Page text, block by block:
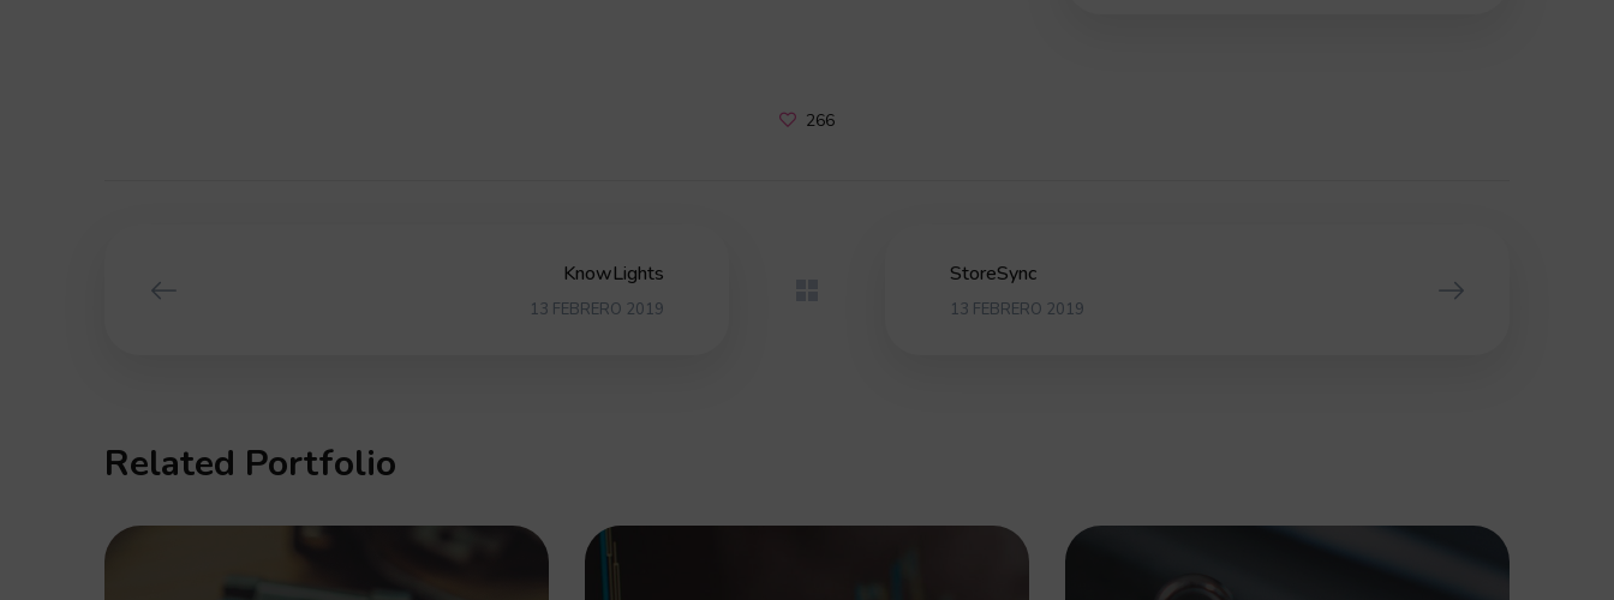
266
KnowLights
13 FEBRERO 2019
StoreSync
13 FEBRERO 2019
Related Portfolio